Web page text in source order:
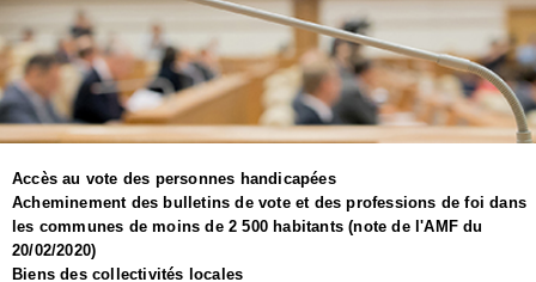
Accès au vote des personnes handicapées
Acheminement des bulletins de vote et des professions de foi dans
les communes de moins de 2 500 habitants (note de l'AMF du
20/02/2020)
Biens des collectivités locales